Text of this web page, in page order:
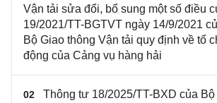
Vận tải sửa đổi, bổ sung một số điều
19/2021/TT-BGTVT ngày 14/9/2021
Bộ Giao thông Vận tải quy định về tổ
động của Cảng vụ hàng hải
02
Thông tư 18/2025/TT-BXD của